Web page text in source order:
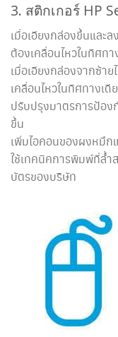
3. สติกเกอร์ HP
เมื่อเอียงกล่องขึ้นและล
ต้องเคลื่อนไหวในทิศท
เมื่อเอียงกล่องจากซ้าย
เคลื่อนไหวในทิศทางเดี
ปรับปรุงมาตรการป้อง
ขึ้น
เพิ่มไอคอนของผงหมึ
ใช้เทคนิคการพิมพ์ที่ล้
บัตรของบริษัท